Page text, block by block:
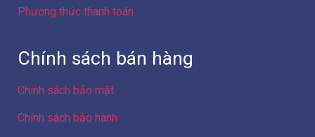
Phương thức thanh toán
Chính sách bán hàng
Chính sách bảo mật
Chính sách bảo hành